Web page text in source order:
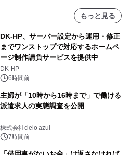
もっと見る
DK-HP、サーバー設定から運用・修正
までワンストップで対応するホームペ
ージ制作請負サービスを提供中
DK-HP
6時間前
主婦が「10時から16時まで」で働ける
派遣求人の実態調査を公開
株式会社cielo azul
7時間前